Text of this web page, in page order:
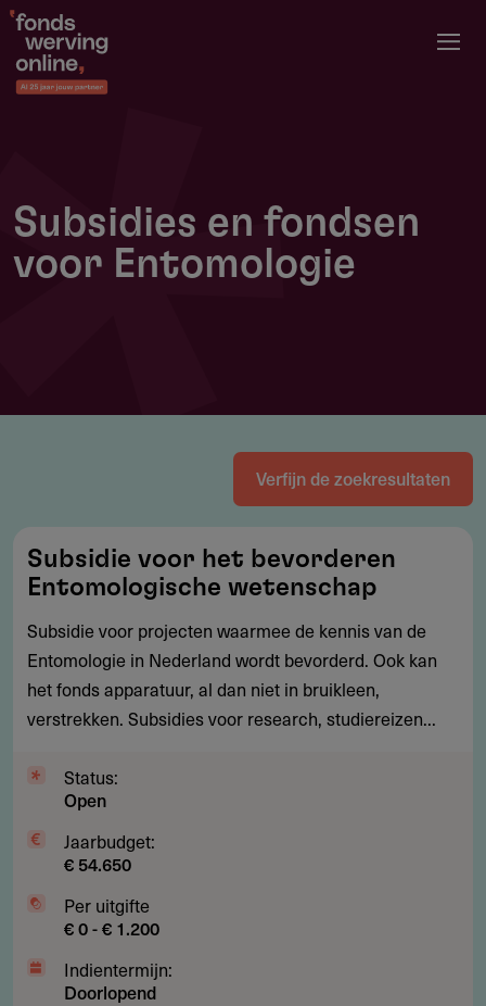
Overslaan
naar
de
Subsidies en fondsen
voor Entomologie
Verfijn de zoekresultaten
voor
het
bevorderen
Entomologische
wetenschap
Subsidie voor het bevorderen
Entomologische wetenschap
Subsidie voor projecten waarmee de kennis van de
Entomologie in Nederland wordt bevorderd. Ook kan
het fonds apparatuur, al dan niet in bruikleen,
verstrekken. Subsidies voor research, studiereizen...
Status:
Open
Jaarbudget:
€ 54.650
Per uitgifte
€ 0 - € 1.200
Indientermijn:
Doorlopend